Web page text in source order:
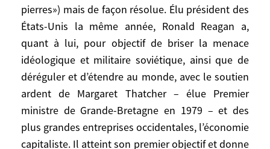
pierres») mais de façon résolue. Élu président des
États-Unis la même année, Ronald Reagan a,
quant à lui, pour objectif de briser la menace
idéologique et militaire soviétique, ainsi que de
déréguler et d’étendre au monde, avec le soutien
ardent de Margaret Thatcher – élue Premier
ministre de Grande-Bretagne en 1979 – et des
plus grandes entreprises occidentales, l’économie
capitaliste. Il atteint son premier objectif et donne
C’est dans les années 1980 que se produit
une gigantesque mutation, aux
conséquences colossales. Après une
période de transition consécutive à la mort
de Mao en 1976, Deng Xiaoping prend en
main, en décembre 1979, les destinées de
la République populaire de Chine (RPC) et
la lance dans l’aventure de la
modernisation économique, changeant